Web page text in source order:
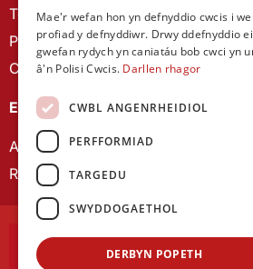
Telerau ac Amodau
Polisi Preifatrwydd
Cysylltu â ni
EIN CYHOEDDIADAU
Astudiaethau Cymreig
Rhwydwaith Ymchwil Gyrfa Cynnar
Cymdeithas Ddysgedig Cymru, corfforedig
Mae'r wefan hon yn defnyddio cwcis i
profiad y defnyddiwr. Drwy ddefnyddio
gwefan rydych yn caniatáu bob cwci yn
â'n Polisi Cwcis. Darllen rhagor
CWBL ANGENRHEIDIOL
PERFFORMIAD
TARGEDU
SWYDDOGAETHOL
DERBYN POPETH